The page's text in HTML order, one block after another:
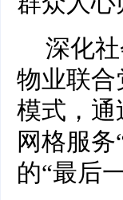
深化
物业联合
模式，通
网格服
的“最后